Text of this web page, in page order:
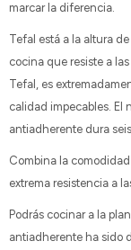
marcar la diferencia.
Tefal está a la altura
cocina que resiste a
Tefal, es
calidad impecables. El
antiadherente dura
Combina la
extrema resistencia a
Podrás cocinar a la
antiadherente ha sido